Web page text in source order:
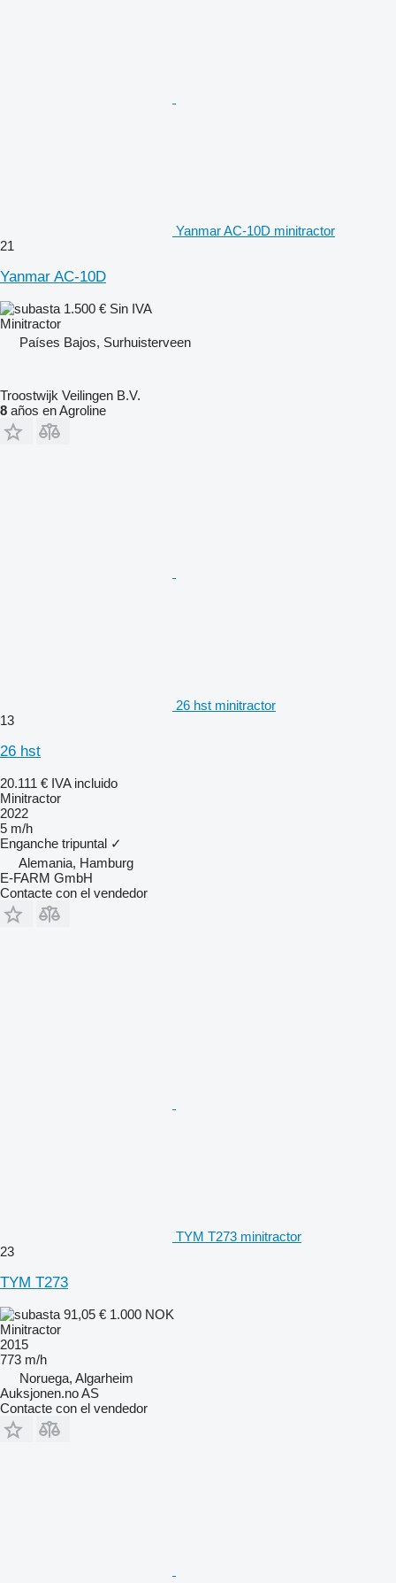
Yanmar AC-10D minitractor
21
Yanmar AC-10D
1.500 € Sin IVA
Minitractor
Países Bajos, Surhuisterveen
Troostwijk Veilingen B.V.
8 años en Agroline
26 hst minitractor
13
26 hst
20.111 € IVA incluido
Minitractor
2022
5 m/h
Enganche tripuntal ✓
Alemania, Hamburg
E-FARM GmbH
Contacte con el vendedor
TYM T273 minitractor
23
TYM T273
91,05 € 1.000 NOK
Minitractor
2015
773 m/h
Noruega, Algarheim
Auksjonen.no AS
Contacte con el vendedor